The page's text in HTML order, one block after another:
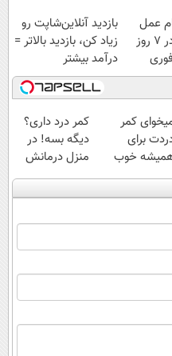
عمل
های جراحی در ۷ روز
بازدید آنلاین‌شاپت رو
زیاد کن، بازدید بالاتر =
درآمد بیشتر
کمر
برای
خوب
◀
کمر درد داری؟
دیگه بسه! در
منزل درمانش
کن